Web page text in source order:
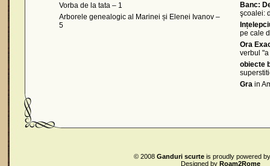
Vorba de la tata – 1
Arborele genealogic al Marinei și Elenei Ivanov –
5
Banc:
şcoalei:
pe cale
Ora
verbul "a
obiecte
Gra in
© 2008 Ganduri scurte is proudly powered
Designed by Roam2Rome